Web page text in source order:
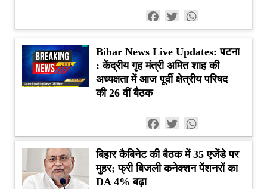
Facebook
Twitter
Bihar News Live Updates: पटना
: केंद्रीय गृह मंत्री अमित शाह की
अध्यक्षता में आज पूर्वी क्षेत्रीय परिषद
की 26 वीं बैठक
Facebook
Twitter
बिहार कैबिनेट की बैठक में 35 एजेंडे पर
मुहर; फ्री बिजली कनेक्शन पेंशनरों का
DA 4% बढ़ा